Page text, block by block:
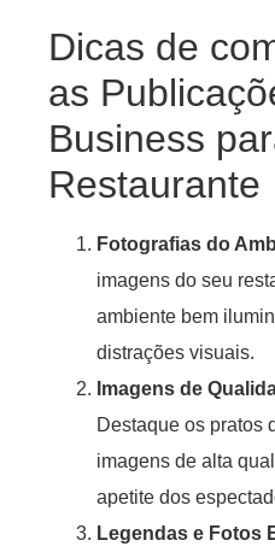
Dicas de
as
Business
Restaurante
Fotografias do
imagens do seu
ambiente bem
distrações visuais.
Imagens de
Destaque os pratos
imagens de alta
apetite dos
Legendas e Fotos